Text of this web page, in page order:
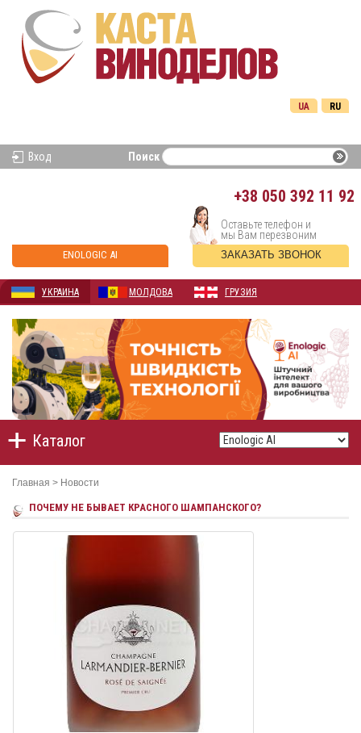
RU
UA
Вход Поиск
+38 050 392 11 92
ENOLOGIC AI
Оставьте телефон и
мы Вам перезвоним
ЗАКАЗАТЬ ЗВОНОК
УКРАИНА МОЛДОВА ГРУЗИЯ
Каталог
Главная > Новости
ПОЧЕМУ НЕ БЫВАЕТ КРАСНОГО ШАМПАНСКОГО?